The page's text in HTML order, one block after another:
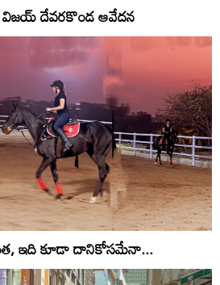
విజయ్ దేవరకొండ ఆవేదన
ఇది కూడా దానికోసమేనా...